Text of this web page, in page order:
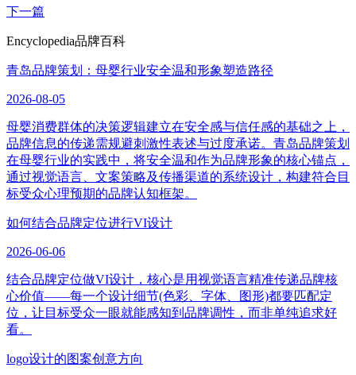
下一篇
Encyclopedia品牌百科
青岛品牌策划：母婴行业安全温和形象塑造路径
2026-08-05
母婴消费群体的决策逻辑建立在安全感与信任感的基础之上，
品牌信息的传递需规避刺激性表述与过度承诺。青岛品牌策划
在母婴行业的实践中，将安全温和作为品牌形象的核心锚点，
通过视觉语言、文案策略及传播渠道的系统设计，构建符合目
标受众心理预期的品牌认知框架。
如何结合品牌定位进行VI设计
2026-06-06
结合品牌定位做VI设计，核心是用视觉语言精准传递品牌核
心价值——每一个设计细节(色彩、字体、图形)都要匹配定
位，让目标受众一眼就能感知到品牌调性，而非单纯追求好
看。
logo设计的图案创意方向